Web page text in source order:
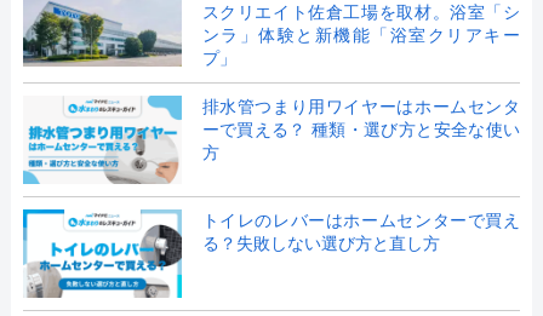
スクリエイト佐倉工場を取材。浴室「シ
ンラ」体験と新機能「浴室クリアキー
プ」
排水管つまり用ワイヤーはホームセンタ
ーで買える？ 種類・選び方と安全な使い
方
トイレのレバーはホームセンターで買え
る？失敗しない選び方と直し方